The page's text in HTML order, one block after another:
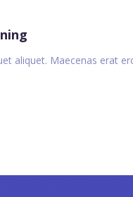
aliquet. Maecenas erat